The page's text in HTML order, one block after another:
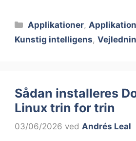
Kategorier
Applikationer,
Kunstig intelligens,
Sådan installeres
Linux trin for trin
03/06/2026 ved Andrés Leal